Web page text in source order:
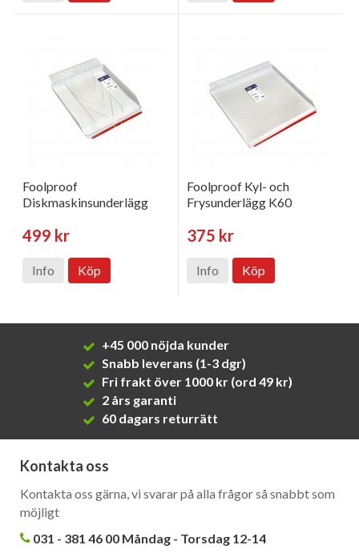
Foolproof
Diskmaskinsunderlägg
499 kr
Info Köp
Foolproof Kyl- och
Frysunderlägg K60
375 kr
Info Köp
+45 000 nöjda kunder
Snabb leverans (1-3 dgr)
Fri frakt över 1000 kr (ord 49 kr)
2 års garanti
60 dagars returrätt
Kontakta oss
Kontakta oss gärna, vi svarar på alla frågor så snabbt som
möjligt
031 - 381 46 00 Måndag - Torsdag 12-14